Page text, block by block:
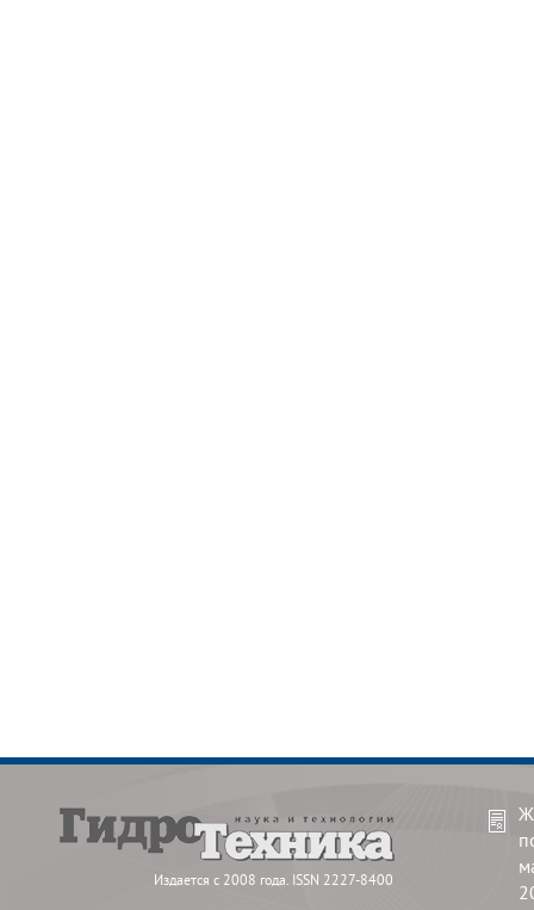
Издается с 2008 года. ISSN 2227-8400